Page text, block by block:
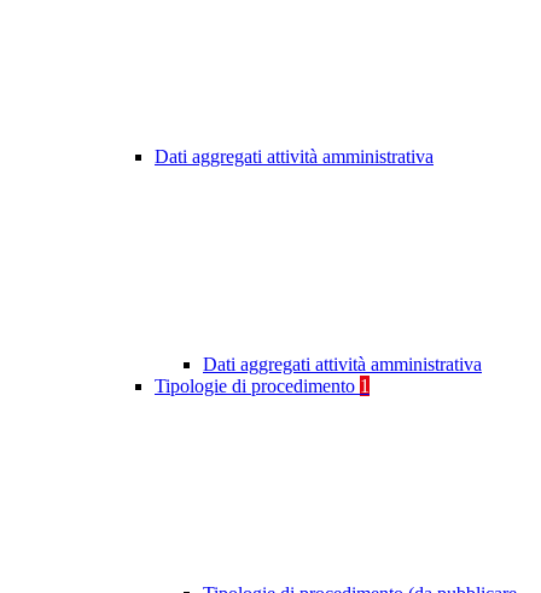
Dati aggregati attività amministrativa
Dati aggregati attività amministrativa
Tipologie di procedimento 1